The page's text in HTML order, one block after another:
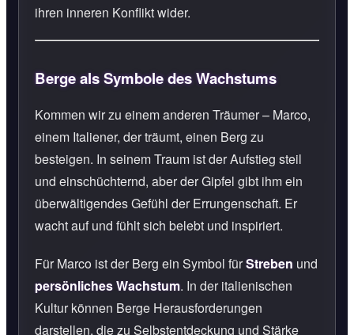
ihren inneren Konflikt wider.
Berge als Symbole des Wachstums
Kommen wir zu einem anderen Träumer – Marco,
einem Italiener, der träumt, einen Berg zu
besteigen. In seinem Traum ist der Aufstieg steil
und einschüchternd, aber der Gipfel gibt ihm ein
überwältigendes Gefühl der Errungenschaft. Er
wacht auf und fühlt sich belebt und inspiriert.
Für Marco ist der Berg ein Symbol fürStreben und
persönliches Wachstum. In der italienischen
Kultur können Berge Herausforderungen
darstellen, die zu Selbstentdeckung und Stärke